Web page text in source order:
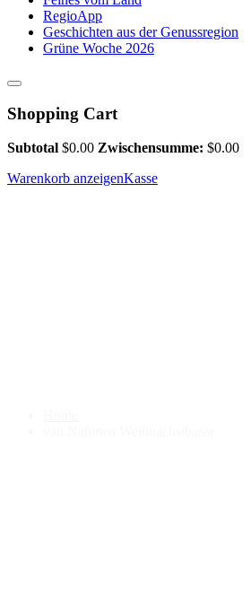
RegioApp
Geschichten aus der Genussregion
Grüne Woche 2026
Shopping Cart
Subtotal $0.00 Zwischensumme: $0.00
Warenkorb anzeigenKasse